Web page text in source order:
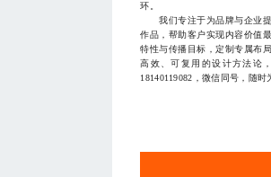
环。
我们专注于为品牌与企业提
作品，帮助客户实现内容价值
特性与传播目标，定制专属布
高效、可复用的设计方法论
18140119082，微信同号，随时